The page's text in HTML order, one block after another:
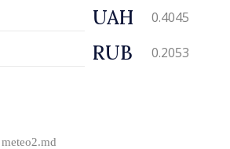
UAH 0.4045
RUB 0.2053
meteo2.md